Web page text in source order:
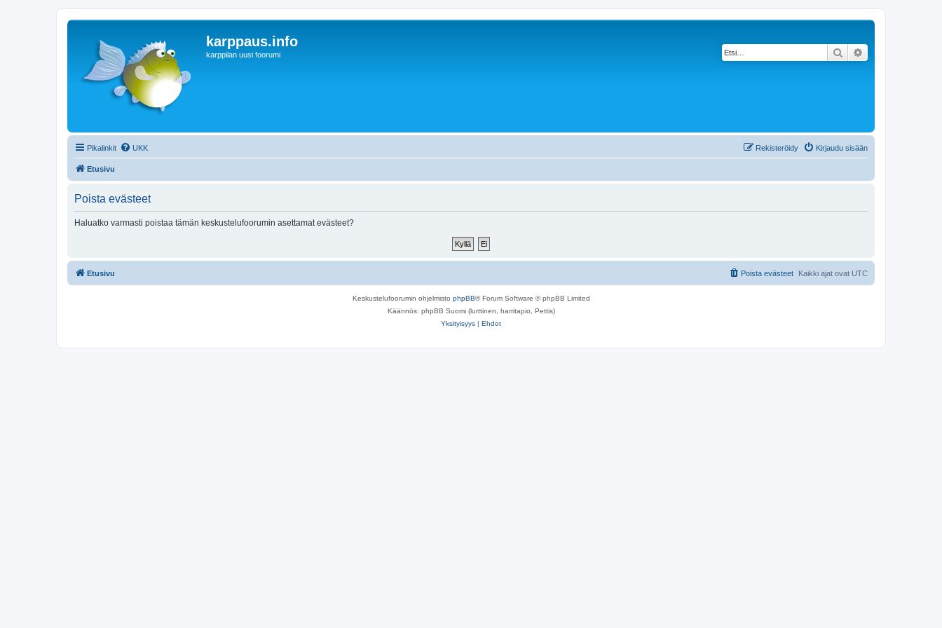
karppaus.info
karppilan uusi foorumi Etsi
Pikalinkit UKK Kirjaudu sisään
Rekisteröidy
Etusivu
Poista evästeet
Haluatko varmasti poistaa tämän keskustelufoorumin asettamat evästeet?
Etusivu Kaikki ajat ovat UTC
Poista evästeet
Keskustelufoorumin ohjelmisto phpBB® Forum Software © phpBB Limited
Käännös: phpBB Suomi (lurttinen, harritapio, Pettis)
Yksityisyys | Ehdot